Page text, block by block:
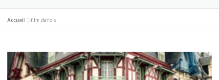
DES IMAGES
DES BONS PLANS
Accueil »film danois